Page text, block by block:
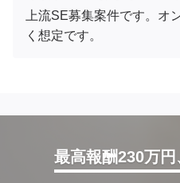
上流SE募集案件です。オ
く想定です。
最高報酬230万